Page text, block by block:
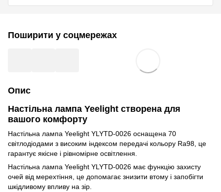
Поширити у соцмережах
Опис
Настільна лампа Yeelight створена для
вашого комфорту
Настільна лампа Yeelight YLYTD-0026 оснащена 70
світлодіодами з високим індексом передачі кольору Ra98, це
гарантує якісне і рівномірне освітлення.
Настільна лампа Yeelight YLYTD-0026 має функцію захисту
очей від мерехтіння, це допомагає знизити втому і запобігти
шкідливому впливу на зір.